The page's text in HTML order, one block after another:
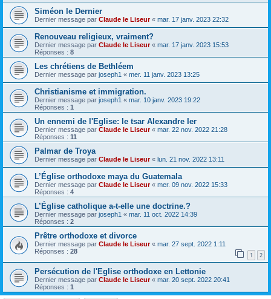
Siméon le Dernier
Dernier message par Claude le Liseur« mar. 17 janv. 2023 22:32
Renouveau religieux, vraiment?
Dernier message par Claude le Liseur« mar. 17 janv. 2023 15:53
Réponses : 8
Les chrétiens de Bethléem
Dernier message par joseph1 « mer. 11 janv. 2023 13:25
Christianisme et immigration.
Dernier message par joseph1 « mar. 10 janv. 2023 19:22
Réponses : 1
Un ennemi de l'Eglise: le tsar Alexandre Ier
Dernier message par Claude le Liseur« mar. 22 nov. 2022 21:28
Réponses : 11
Palmar de Troya
Dernier message par Claude le Liseur« lun. 21 nov. 2022 13:11
L’Église orthodoxe maya du Guatemala
Dernier message par Claude le Liseur« mer. 09 nov. 2022 15:33
Réponses : 4
L’Église catholique a-t-elle une doctrine.?
Dernier message par joseph1 « mar. 11 oct. 2022 14:39
Réponses : 2
Prêtre orthodoxe et divorce
Dernier message par Claude le Liseur« mar. 27 sept. 2022 1:11
Réponses : 28 1 2
Persécution de l'Eglise orthodoxe en Lettonie
Dernier message par Claude le Liseur« mar. 20 sept. 2022 20:41
Réponses : 1